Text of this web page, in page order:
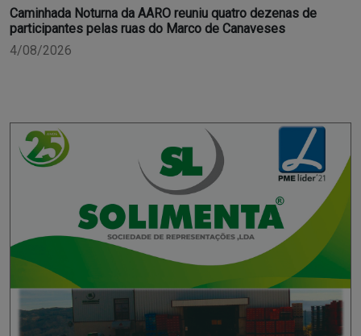
Caminhada Noturna da AARO reuniu quatro dezenas de
participantes pelas ruas do Marco de Canaveses
4/08/2026